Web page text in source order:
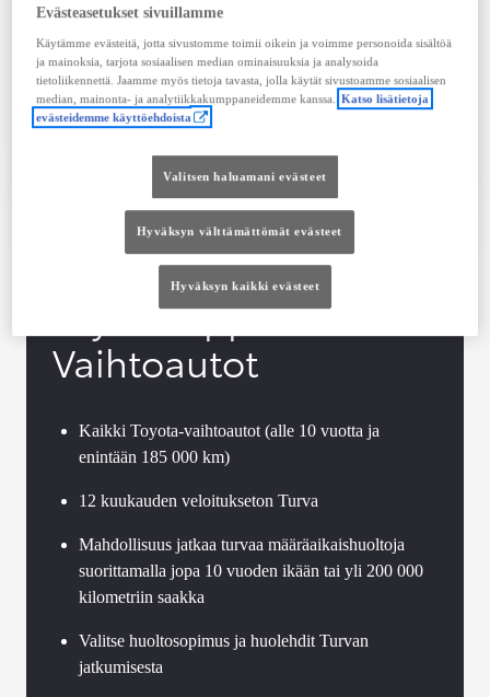
Näytä lisää
38 900,00 €
495,30 € / kk
Tutustu autoon
Vertaile
Toyota Approved
Vaihtoautot
Kaikki Toyota-vaihtoautot (alle 10 vuotta ja
enintään 185 000 km)
12 kuukauden veloitukseton Turva
Mahdollisuus jatkaa turvaa määräaikaishuoltoja
suorittamalla jopa 10 vuoden ikään tai yli 200 000
kilometriin saakka
Valitse huoltosopimus ja huolehdit Turvan
jatkumisesta
Evästeasetukset sivuillamme
Käytämme evästeitä, jotta sivustomme toimii oikein ja voimme personoida sisältöä
ja mainoksia, tarjota sosiaalisen median ominaisuuksia ja analysoida
tietoliikennettä. Jaamme myös tietoja tavasta, jolla käytät sivustoamme sosiaalisen
median, mainonta- ja analytiikkakumppaneidemme kanssa. Katso lisätietoja
evästeidemme käyttöehdoista
Valitsen haluamani evästeet
Hyväksyn välttämättömät evästeet
Hyväksyn kaikki evästeet